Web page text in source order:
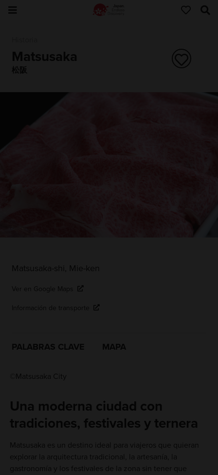
Matsusaka
松阪
Matsusaka-shi, Mie-ken
Ver en Google Maps
Información de transporte
PALABRAS CLAVE MAPA
©Matsusaka City
Una moderna ciudad con
tradiciones, festivales y ternera
Matsusaka es un destino ideal para viajeros que quieran
explorar la arquitectura tradicional, la artesanía, la
gastronomía y los festivales de la zona sin tener que